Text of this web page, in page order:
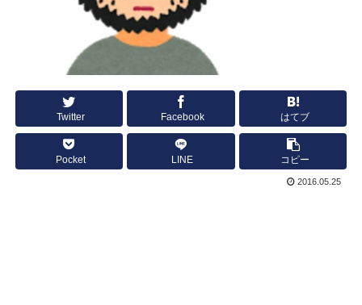
Twitter Facebook はてブ
Pocket LINE コピー
2016.05.25